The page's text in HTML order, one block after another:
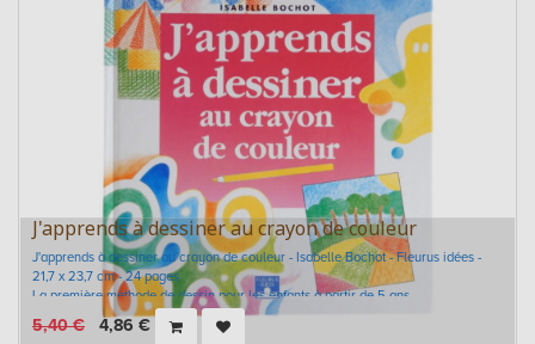
J'apprends à dessiner au crayon de couleur
J'apprends à dessiner au crayon de couleur - Isabelle Bochot - Fleurus idées -
21,7 x 23,7 cm - 24 pages
La première méthode de dessin pour les enfants à partir de 5 ans.
5,40€ 4,86 €